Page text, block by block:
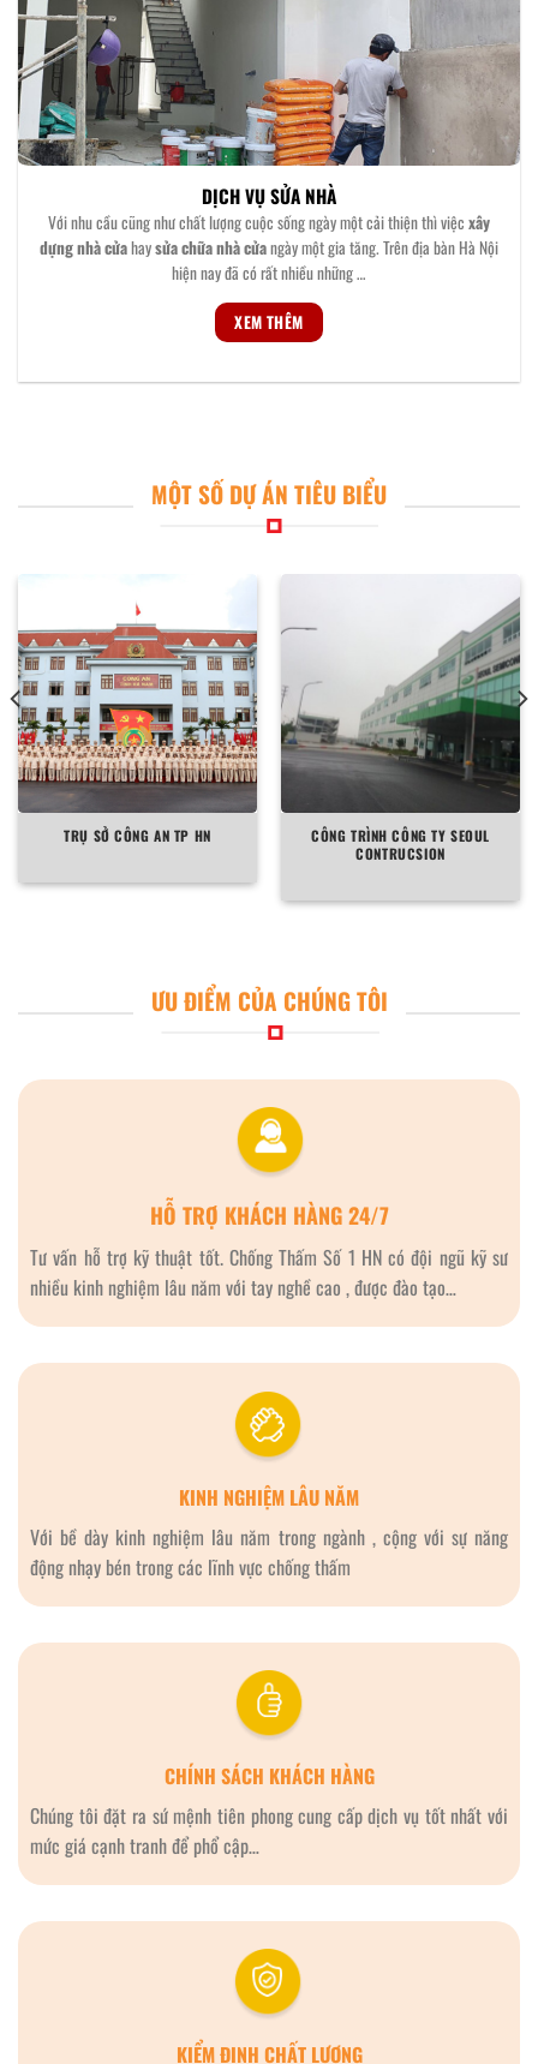
DỊCH VỤ SỬA NHÀ
Với nhu cầu cũng như chất lượng cuộc sống ngày một cải thiện thì việc xây
dựng nhà cửahaysửa chữa nhà cửangày một gia tăng. Trên địa bàn Hà Nội
hiện nay đã có rất nhiều những …
XEM THÊM
MỘT SỐ DỰ ÁN TIÊU BIỂU
TRỤ SỞ CÔNG AN TP HN
CÔNG TRÌNH CÔNG TY SEOUL
CONTRUCSION
ƯU ĐIỂM CỦA CHÚNG TÔI
HỖ TRỢ KHÁCH HÀNG 24/7
Tư vấn hỗ trợ kỹ thuật tốt. Chống Thấm Số 1 HN có đội ngũ kỹ sư
nhiều kinh nghiệm lâu năm với tay nghề cao , được đào tạo…
KINH NGHIỆM LÂU NĂM
Với bề dày kinh nghiệm lâu năm trong ngành , cộng với sự năng
động nhạy bén trong các lĩnh vực chống thấm
CHÍNH SÁCH KHÁCH HÀNG
Chúng tôi đặt ra sứ mệnh tiên phong cung cấp dịch vụ tốt nhất với
mức giá cạnh tranh để phổ cập…
KIỂM ĐỊNH CHẤT LƯỢNG